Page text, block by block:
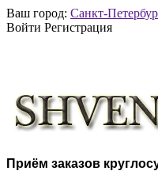
Ваш город: Санкт-
Войти Регистрация
Приём заказов